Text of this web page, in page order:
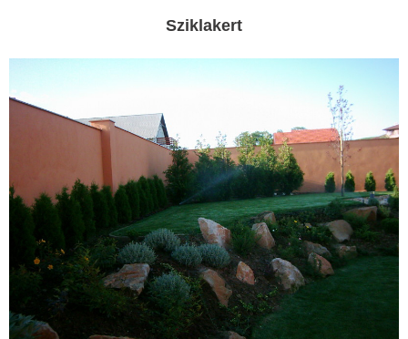
Sziklakert